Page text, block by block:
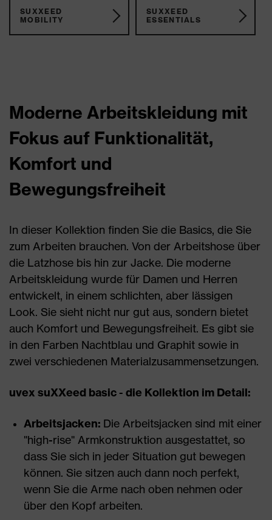
SUXXEED
MOBILITY
SUXXEED
ESSENTIALS
Moderne Arbeitskleidung mit
Fokus auf Funktionalität,
Komfort und
Bewegungsfreiheit
In dieser Kollektion finden Sie die Basics, die Sie
zum Arbeiten brauchen. Von der Arbeitshose über
die Latzhose bis hin zur Jacke. Die moderne
Arbeitskleidung wurde für Damen und Herren
entwickelt, in einem schlichten, aber lässigen
Look. Sie sieht nicht nur gut aus, sondern bietet
auch Komfort und Bewegungsfreiheit. Es gibt sie
in den Farben Nachtblau und Graphit sowie in
zwei verschiedenen Materialzusammensetzungen.
uvex suXXeed basic - die Kollektion im Detail:
Arbeitsjacken: Die Arbeitsjacken sind mit einer
"high-rise" Armkonstruktion ausgestattet, so
dass Sie sich in jeder Situation gut bewegen
können. Sie sitzen auch dann noch perfekt,
wenn Sie die Arme nach oben nehmen oder
über den Kopf arbeiten.